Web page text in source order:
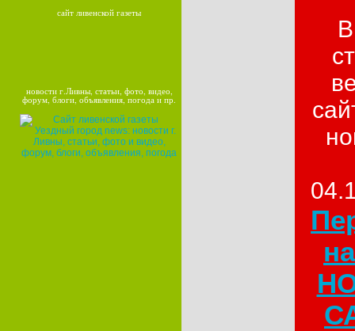
сайт ливенской газеты
новости г.Ливны, статьи, фото, видео,
форум, блоги, объявления, погода и пр.